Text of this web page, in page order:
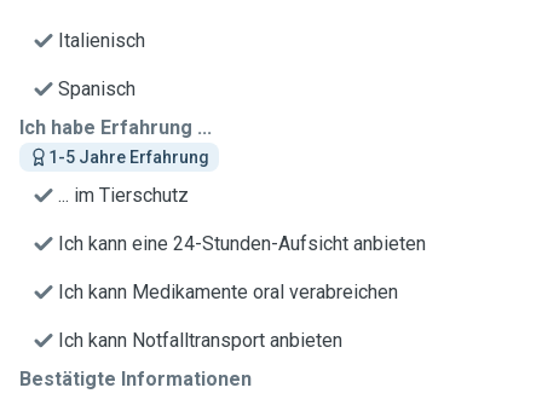
Italienisch
Spanisch
Ich habe Erfahrung ...
1-5 Jahre Erfahrung
... im Tierschutz
Ich kann eine 24-Stunden-Aufsicht anbieten
Ich kann Medikamente oral verabreichen
Ich kann Notfalltransport anbieten
Bestätigte Informationen